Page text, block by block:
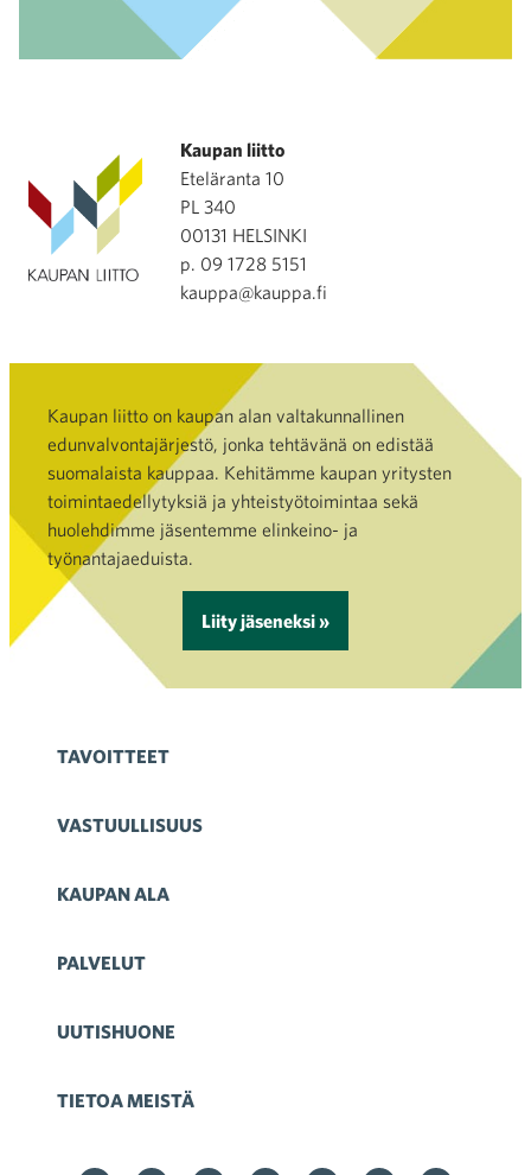
Kaupan liitto
Eteläranta 10
PL 340
00131 HELSINKI
p. 09 1728 5151
kauppa@kauppa.fi
Kaupan liitto on kaupan alan valtakunnallinen
edunvalvontajärjestö, jonka tehtävänä on edistää
suomalaista kauppaa. Kehitämme kaupan yritysten
toimintaedellytyksiä ja yhteistyötoimintaa sekä
huolehdimme jäsentemme elinkeino- ja
työnantajaeduista.
Liity jäseneksi »
TAVOITTEET
VASTUULLISUUS
KAUPAN ALA
PALVELUT
UUTISHUONE
TIETOA MEISTÄ